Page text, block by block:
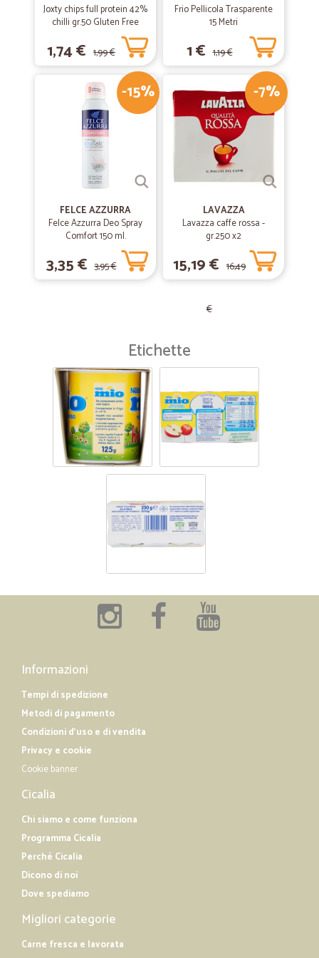
Il prodotto è arrivato nei tempi stabiliti. L'imballo era in ottimo stato. Il
prodotto è un ottimo prodotto.
Joxty chips full protein 42%
chilli gr.50 Gluten Free
1,74 € 1,99 €
Frio Pellicola Trasparente
15 Metri
1 € 1,19 €
-15%
FELCE AZZURRA
Felce Azzurra Deo Spray
Comfort 150 ml.
3,35 € 3,95 €
-7%
LAVAZZA
Lavazza caffe rossa -
gr.250 x2
15,19 € 16,49
€
Etichette
Informazioni
Tempi di spedizione
Metodi di pagamento
Condizioni d'uso e di vendita
Privacy e cookie
Cookie banner
Cicalia
Chi siamo e come funziona
Programma Cicalia
Perché Cicalia
Dicono di noi
Dove spediamo
Migliori categorie
Carne fresca e lavorata